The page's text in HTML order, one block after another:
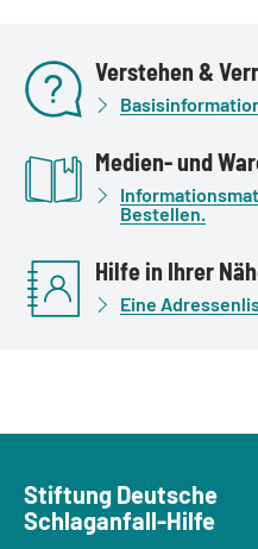
Verstehen &
Medien- und
Bestellen.
Hilfe in Ihrer
Eine
Stiftung Deutsche
Schlaganfall-Hilfe